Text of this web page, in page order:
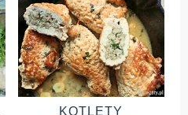
KOTLETY